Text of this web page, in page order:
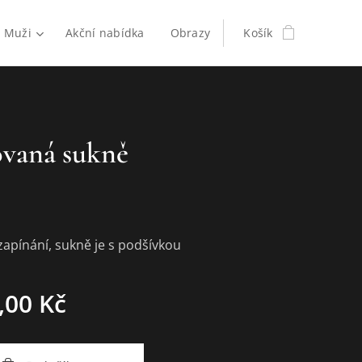
Muži Akční nabídka Obrazy Košík
sukně
sukně je s podšívkou
Kč